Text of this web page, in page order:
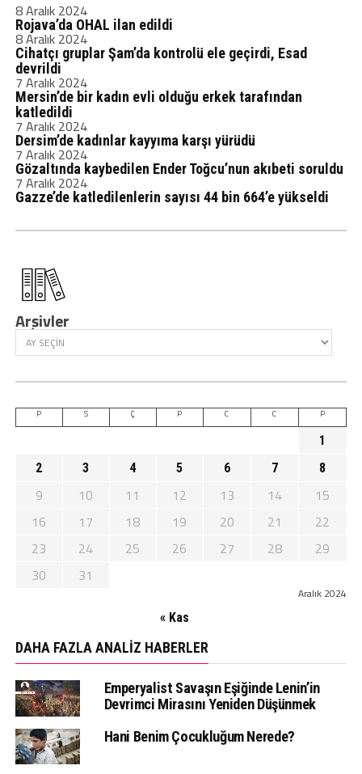
8 Aralık 2024
Rojava’da OHAL ilan edildi
8 Aralık 2024
Cihatçı gruplar Şam’da kontrolü ele geçirdi, Esad
devrildi
7 Aralık 2024
Mersin’de bir kadın evli olduğu erkek tarafından
katledildi
7 Aralık 2024
Dersim’de kadınlar kayyıma karşı yürüdü
7 Aralık 2024
Gözaltında kaybedilen Ender Toğcu’nun akıbeti soruldu
7 Aralık 2024
Gazze’de katledilenlerin sayısı 44 bin 664’e yükseldi
Arşivler
Aralık 2024
P S Ç P C C P
1
2
3 4 5 6 7 8
9 10 11 12 13 14
15
16
17 18 19 20 21
22
23
24 25 26 27 28
29
30
31
« Kas
DAHA FAZLA ANALIZ HABERLER
Emperyalist Savaşın Eşiğinde Lenin’in
Devrimci Mirasını Yeniden Düşünmek
Hani Benim Çocukluğum Nerede?